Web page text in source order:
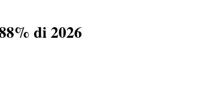
di 2026